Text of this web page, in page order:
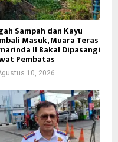
Sampah dan Kayu
Masuk, Muara Teras
II Bakal Dipasangi
Pembatas
10, 2026